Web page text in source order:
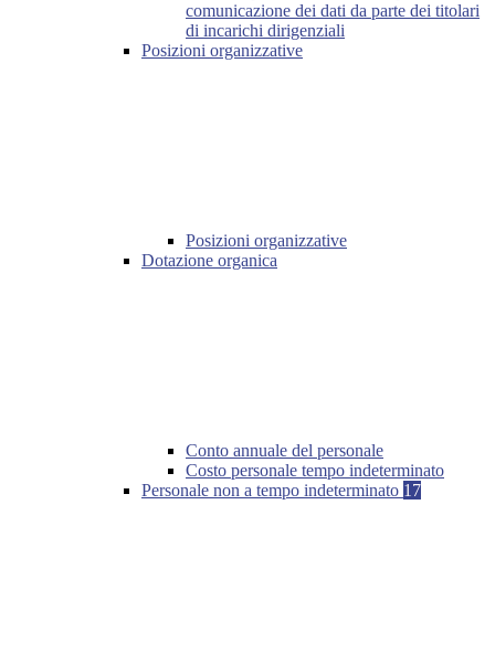
comunicazione dei dati da parte dei titolari
di incarichi dirigenziali
Posizioni organizzative
Posizioni organizzative
Dotazione organica
Conto annuale del personale
Costo personale tempo indeterminato
Personale non a tempo indeterminato 17